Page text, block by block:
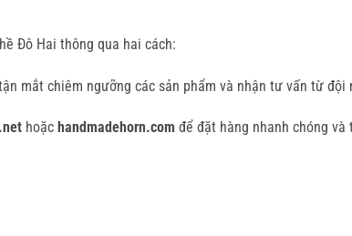
Đô Hai thông qua hai cách:
mắt chiêm ngưỡng các sản phẩm và nhận tư vấn từ đội
hoặc handmadehorn.com để đặt hàng nhanh chóng và